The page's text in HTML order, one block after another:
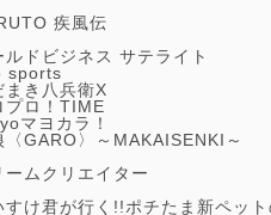
疾風伝
ルドビジネス サテライト
sports
まき八兵衛X
プロ！TIME
マヨカラ！
〈GARO〉～MAKAISENKI～
ームクリエイター
すけ君が行く!!ポチたま新ペット